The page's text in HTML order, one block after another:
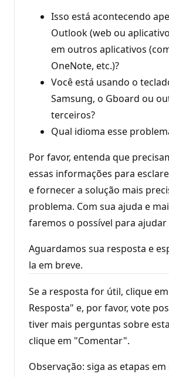
Isso está acontecendo
Outlook (web ou
em outros aplicativos
OneNote, etc.)?
Você está usando o
Samsung, o Gboard ou
terceiros?
Qual idioma esse
Por favor, entenda que
essas informações para
e fornecer a solução mais
problema. Com sua ajuda e
faremos o possível para ajudar
Aguardamos sua resposta e
la em breve.
Se a resposta for útil, clique
Resposta" e, por favor, vote
tiver mais perguntas sobre
clique em "Comentar".
Observação: siga as etapas em